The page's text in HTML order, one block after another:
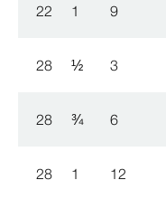
22 1 9
28 ½ 3
28 ¾ 6
28 1 12